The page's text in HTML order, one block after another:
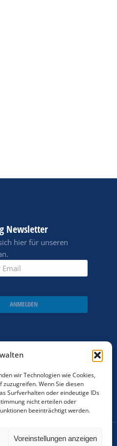
wir Technologien wie Cookies,
Wenn Sie diesen
Surfverhalten oder eindeutige IDs
nicht erteilen oder
beeinträchtigt werden.
Voreinstellungen anzeigen
Newsletter
hier für unseren
ANMELDEN